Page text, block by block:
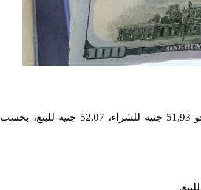
سجل متوسط سعر الدولار مقابل الجنيه اليوم الخميس 16-4-2026، نحو 51,93 جنيه للشراء، 52,07 جنيه للبيع، بحسب